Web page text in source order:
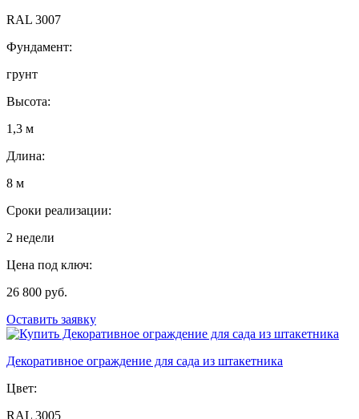
RAL 3007
Фундамент:
грунт
Высота:
1,3 м
Длина:
8 м
Сроки реализации:
2 недели
Цена под ключ:
26 800 руб.
Оставить заявку
Декоративное ограждение для сада из штакетника
Цвет:
RAL 3005